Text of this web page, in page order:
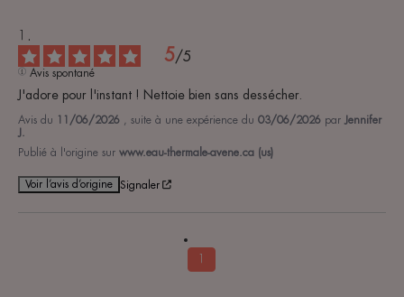
5/5
Avis spontané
J'adore pour l'instant ! Nettoie bien sans dessécher.
Avis du 11/06/2026 , suite à une expérience du 03/06/2026 par
Jennifer
Publié à l'origine sur www.eau-thermale-avene.ca (us)
Voir l’avis d’origine Signaler